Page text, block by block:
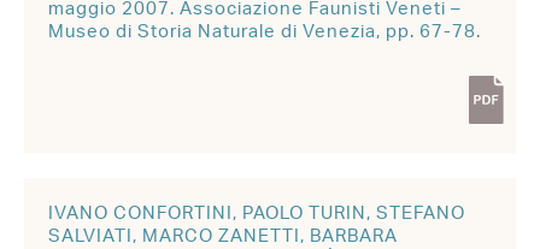
maggio 2007. Associazione Faunisti Veneti –
Museo di Storia Naturale di Venezia, pp. 67-78.
IVANO CONFORTINI, PAOLO TURIN, STEFANO
SALVIATI, MARCO ZANETTI, BARBARA